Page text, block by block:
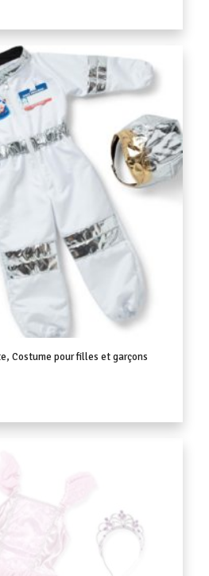
Costume pour filles et garçons